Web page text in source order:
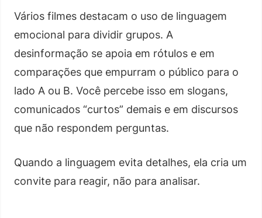
Vários filmes destacam o uso de linguagem
emocional para dividir grupos. A
desinformação se apoia em rótulos e em
comparações que empurram o público para o
lado A ou B. Você percebe isso em slogans,
comunicados “curtos” demais e em discursos
que não respondem perguntas.
Quando a linguagem evita detalhes, ela cria um
convite para reagir, não para analisar.